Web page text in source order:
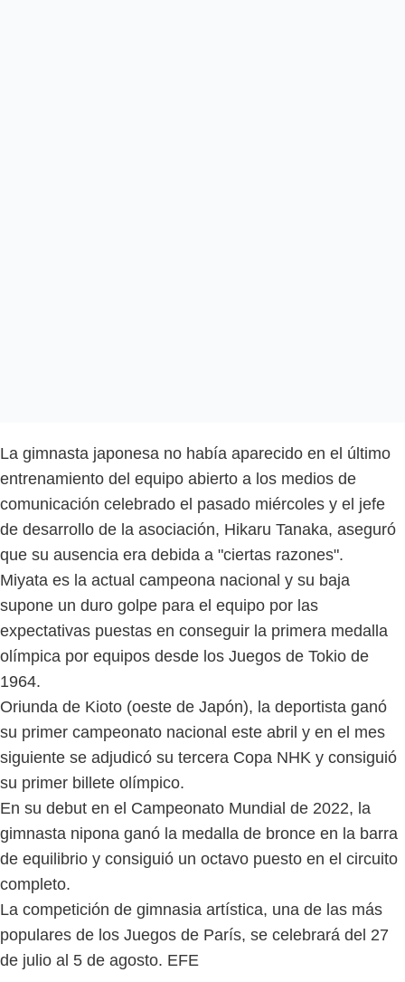
La gimnasta japonesa no había aparecido en el último
entrenamiento del equipo abierto a los medios de
comunicación celebrado el pasado miércoles y el jefe
de desarrollo de la asociación, Hikaru Tanaka, aseguró
que su ausencia era debida a "ciertas razones".
Miyata es la actual campeona nacional y su baja
supone un duro golpe para el equipo por las
expectativas puestas en conseguir la primera medalla
olímpica por equipos desde los Juegos de Tokio de
1964.
Oriunda de Kioto (oeste de Japón), la deportista ganó
su primer campeonato nacional este abril y en el mes
siguiente se adjudicó su tercera Copa NHK y consiguió
su primer billete olímpico.
En su debut en el Campeonato Mundial de 2022, la
gimnasta nipona ganó la medalla de bronce en la barra
de equilibrio y consiguió un octavo puesto en el circuito
completo.
La competición de gimnasia artística, una de las más
populares de los Juegos de París, se celebrará del 27
de julio al 5 de agosto. EFE